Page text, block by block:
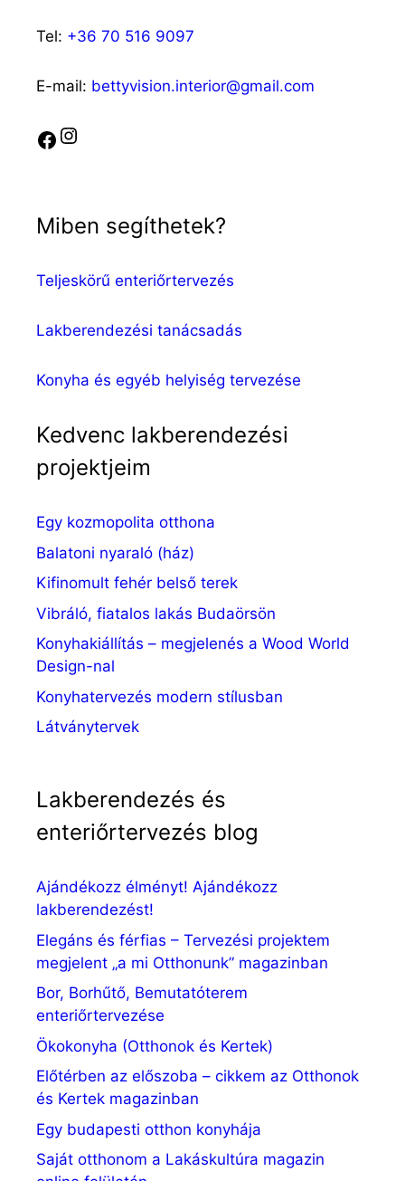
Tel: +36 70 516 9097
E-mail: bettyvision.interior@gmail.com
Facebook
Instagram
Miben segíthetek?
Teljeskörű enteriőrtervezés
Lakberendezési tanácsadás
Konyha és egyéb helyiség tervezése
Kedvenc lakberendezési
projektjeim
Egy kozmopolita otthona
Balatoni nyaraló (ház)
Kifinomult fehér belső terek
Vibráló, fiatalos lakás Budaörsön
Konyhakiállítás – megjelenés a Wood World
Design-nal
Konyhatervezés modern stílusban
Látványtervek
Lakberendezés és
enteriőrtervezés blog
Ajándékozz élményt! Ajándékozz
lakberendezést!
Elegáns és férfias – Tervezési projektem
megjelent „a mi Otthonunk” magazinban
Bor, Borhűtő, Bemutatóterem
enteriőrtervezése
Ökokonyha (Otthonok és Kertek)
Előtérben az előszoba – cikkem az Otthonok
és Kertek magazinban
Egy budapesti otthon konyhája
Saját otthonom a Lakáskultúra magazin